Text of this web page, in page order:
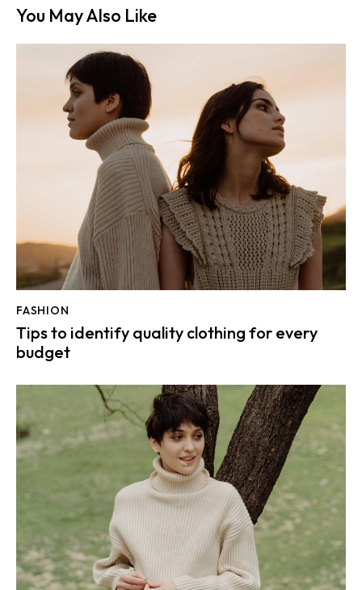
You May Also Like
FASHION
Tips to identify quality clothing for every
budget